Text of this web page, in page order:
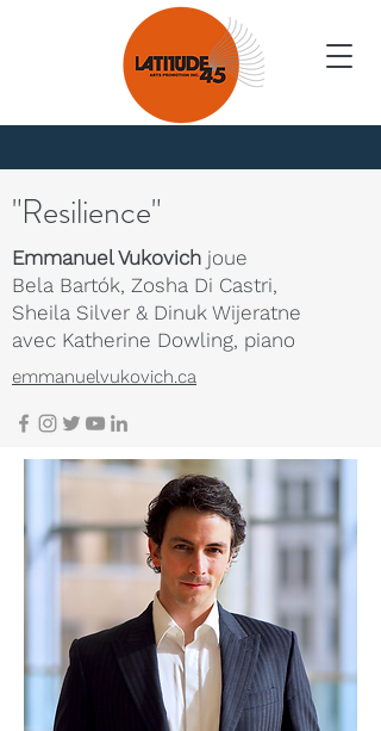
Nouvelles
"Resilience"
Emmanuel Vukovich joue
Bela Bartók, Zosha Di Castri,
Sheila Silver & Dinuk Wijeratne
avec Katherine Dowling, piano
emmanuelvukovich.ca